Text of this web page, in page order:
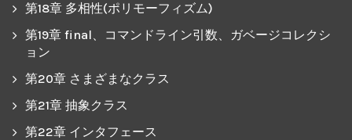
第18章 多相性(ポリモーフィズム)
第19章 final、コマンドライン引数、ガベージコレクシ
ョン
第20章 さまざまなクラス
第21章 抽象クラス
第22章 インタフェース